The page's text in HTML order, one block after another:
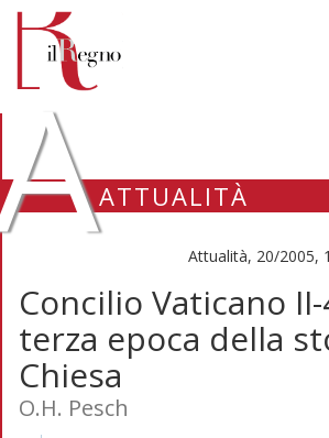
ATTUALITÀ
Attualità, 20/2005,
Concilio Vaticano II-
terza epoca della
Chiesa
O.H. Pesch